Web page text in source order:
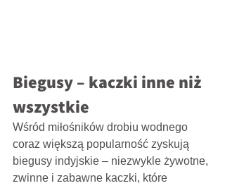
Biegusy – kaczki inne niż
wszystkie
Wśród miłośników drobiu wodnego
coraz większą popularność zyskują
biegusy indyjskie – niezwykle żywotne,
zwinne i zabawne kaczki, które